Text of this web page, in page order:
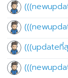
(((updateที่